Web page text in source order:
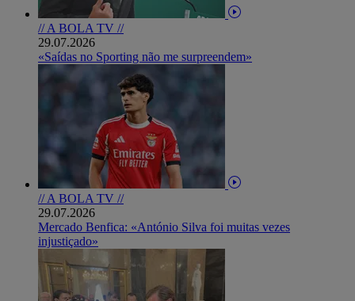
// A BOLA TV //
29.07.2026
«Saídas no Sporting não me surpreendem»
// A BOLA TV //
29.07.2026
Mercado Benfica: «António Silva foi muitas vezes
injustiçado»